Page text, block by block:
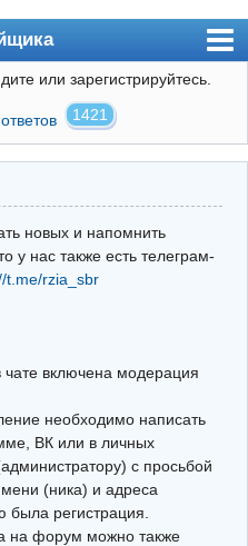
или зарегистрируйтесь.
1421
новых и напомнить
у нас также есть телеграм-
t.me/rzia_sbr
включена модерация
необходимо написать
ВК или в личных
с просьбой
(ника) и адреса
была регистрация.
на форум можно также